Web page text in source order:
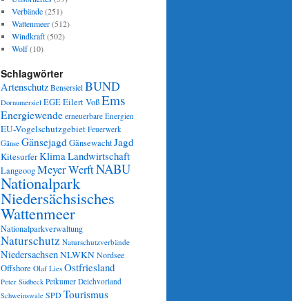
Verbände(251)
Wattenmeer(512)
Windkraft(502)
Wolf(10)
Schlagwörter
Artenschutz Bensersiel BUND
Dornumersiel EGEEilert VoßEms
Energiewende erneuerbare Energien
EU-Vogelschutzgebiet Feuerwerk
Gänse GänsejagdGänsewachtJagd
KitesurferKlimaLandwirtschaft
LangeoogMeyer WerftNABU
Nationalpark
Niedersächsisches
Wattenmeer
Nationalparkverwaltung
Naturschutz Naturschutzverbände
NiedersachsenNLWKNNordsee
Offshore Olaf Lies Ostfriesland
Peter Südbeck Petkumer Deichvorland
Schweinswale SPDTourismus